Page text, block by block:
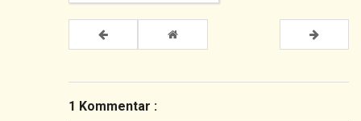
1 Kommentar :